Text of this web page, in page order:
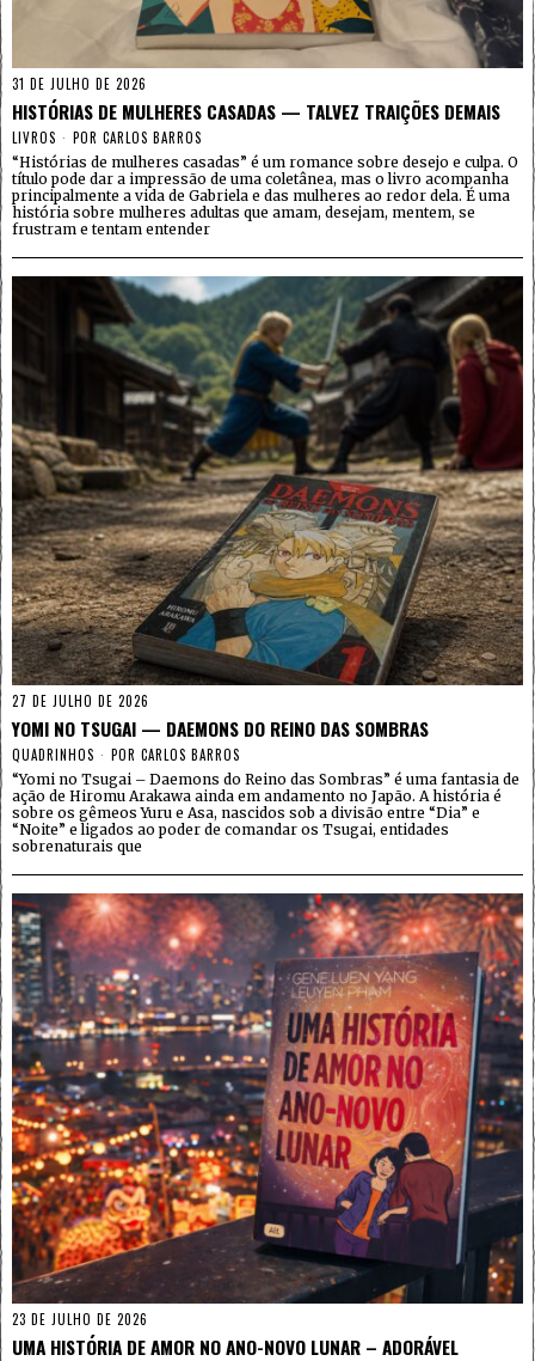
31 DE JULHO DE 2026
HISTÓRIAS DE MULHERES CASADAS — TALVEZ TRAIÇÕES DEMAIS
LIVROS POR CARLOS BARROS
“Histórias de mulheres casadas” é um romance sobre desejo e culpa. O
título pode dar a impressão de uma coletânea, mas o livro acompanha
principalmente a vida de Gabriela e das mulheres ao redor dela. É uma
história sobre mulheres adultas que amam, desejam, mentem, se
frustram e tentam entender
27 DE JULHO DE 2026
YOMI NO TSUGAI — DAEMONS DO REINO DAS SOMBRAS
QUADRINHOS POR CARLOS BARROS
“Yomi no Tsugai – Daemons do Reino das Sombras” é uma fantasia de
ação de Hiromu Arakawa ainda em andamento no Japão. A história é
sobre os gêmeos Yuru e Asa, nascidos sob a divisão entre “Dia” e
“Noite” e ligados ao poder de comandar os Tsugai, entidades
sobrenaturais que
23 DE JULHO DE 2026
UMA HISTÓRIA DE AMOR NO ANO-NOVO LUNAR – ADORÁVEL